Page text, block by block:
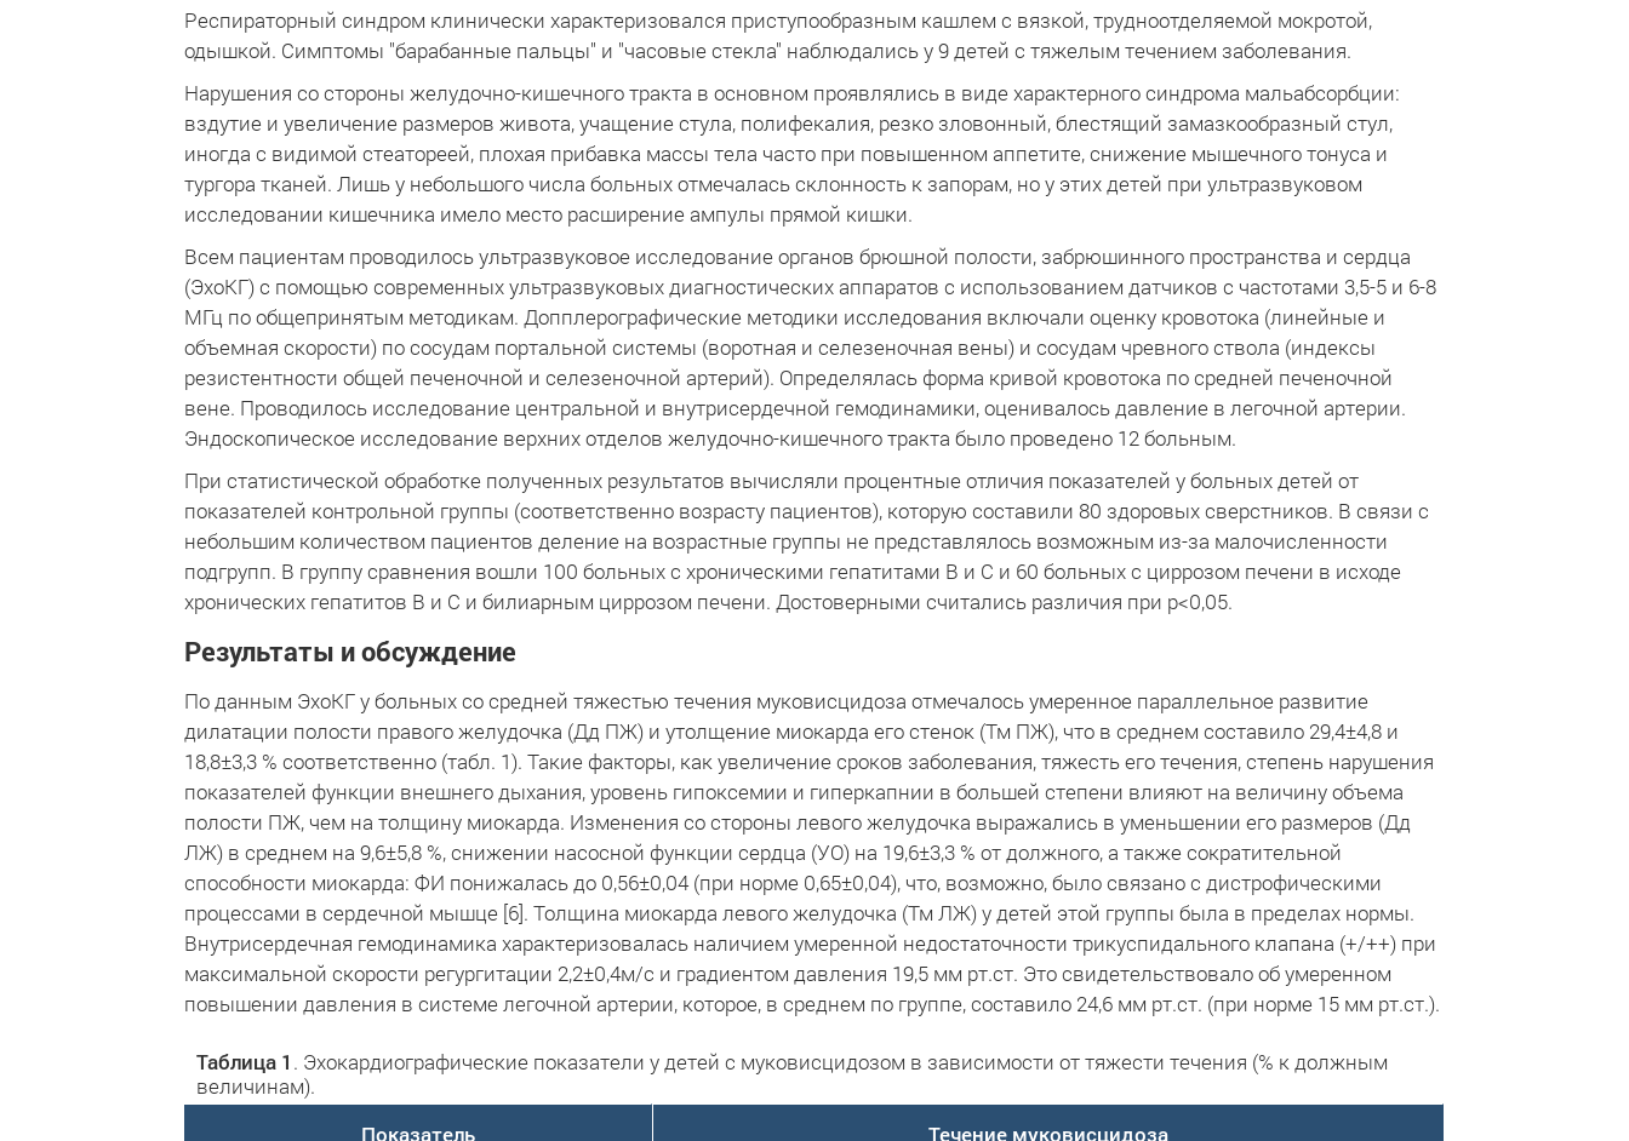
Респираторный синдром клинически характеризовался приступообразным кашлем с вязкой, трудноотделяемой мокротой,
одышкой. Симптомы "барабанные пальцы" и "часовые стекла" наблюдались у 9 детей с тяжелым течением заболевания.
Нарушения со стороны желудочно-кишечного тракта в основном проявлялись в виде характерного синдрома мальабсорбции:
вздутие и увеличение размеров живота, учащение стула, полифекалия, резко зловонный, блестящий замазкообразный стул,
иногда с видимой стеатореей, плохая прибавка массы тела часто при повышенном аппетите, снижение мышечного тонуса и
тургора тканей. Лишь у небольшого числа больных отмечалась склонность к запорам, но у этих детей при ультразвуковом
исследовании кишечника имело место расширение ампулы прямой кишки.
Всем пациентам проводилось ультразвуковое исследование органов брюшной полости, забрюшинного пространства и сердца
(ЭхоКГ) с помощью современных ультразвуковых диагностических аппаратов с использованием датчиков с частотами 3,5-5 и 6-8
МГц по общепринятым методикам. Допплерографические методики исследования включали оценку кровотока (линейные и
объемная скорости) по сосудам портальной системы (воротная и селезеночная вены) и сосудам чревного ствола (индексы
резистентности общей печеночной и селезеночной артерий). Определялась форма кривой кровотока по средней печеночной
вене. Проводилось исследование центральной и внутрисердечной гемодинамики, оценивалось давление в легочной артерии.
Эндоскопическое исследование верхних отделов желудочно-кишечного тракта было проведено 12 больным.
При статистической обработке полученных результатов вычисляли процентные отличия показателей у больных детей от
показателей контрольной группы (соответственно возрасту пациентов), которую составили 80 здоровых сверстников. В связи с
небольшим количеством пациентов деление на возрастные группы не представлялось возможным из-за малочисленности
подгрупп. В группу сравнения вошли 100 больных с хроническими гепатитами В и С и 60 больных с циррозом печени в исходе
хронических гепатитов В и С и билиарным циррозом печени. Достоверными считались различия при р<0,05.
Результаты и обсуждение
По данным ЭхоКГ у больных со средней тяжестью течения муковисцидоза отмечалось умеренное параллельное развитие
дилатации полости правого желудочка (Дд ПЖ) и утолщение миокарда его стенок (Тм ПЖ), что в среднем составило 29,4±4,8 и
18,8±3,3 % соответственно (табл. 1). Такие факторы, как увеличение сроков заболевания, тяжесть его течения, степень нарушения
показателей функции внешнего дыхания, уровень гипоксемии и гиперкапнии в большей степени влияют на величину объема
полости ПЖ, чем на толщину миокарда. Изменения со стороны левого желудочка выражались в уменьшении его размеров (Дд
ЛЖ) в среднем на 9,6±5,8 %, снижении насосной функции сердца (УО) на 19,6±3,3 % от должного, а также сократительной
способности миокарда: ФИ понижалась до 0,56±0,04 (при норме 0,65±0,04), что, возможно, было связано с дистрофическими
процессами в сердечной мышце [6]. Толщина миокарда левого желудочка (Тм ЛЖ) у детей этой группы была в пределах нормы.
Внутрисердечная гемодинамика характеризовалась наличием умеренной недостаточности трикуспидального клапана (+/++) при
максимальной скорости регургитации 2,2±0,4м/с и градиентом давления 19,5 мм рт.ст. Это свидетельствовало об умеренном
повышении давления в системе легочной артерии, которое, в среднем по группе, составило 24,6 мм рт.ст. (при норме 15 мм рт.ст.).
Таблица 1 . Эхокардиографические показатели у детей с муковисцидозом в зависимости от тяжести течения (% к должным
величинам).
Показатель
Течение муковисцидоза